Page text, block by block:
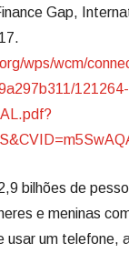
Gap,
wps/wcm/
bilhões de
e meninas
usar um telefone,